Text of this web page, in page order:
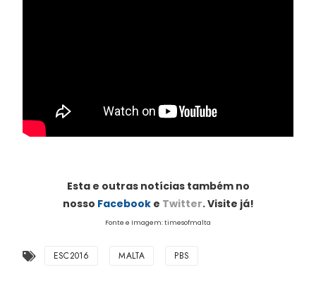
Esta e outras notícias também no
nosso Facebooke Twitter. Visite já!
Fonte e Imagem: timesofmalta
ESC2016 MALTA PBS